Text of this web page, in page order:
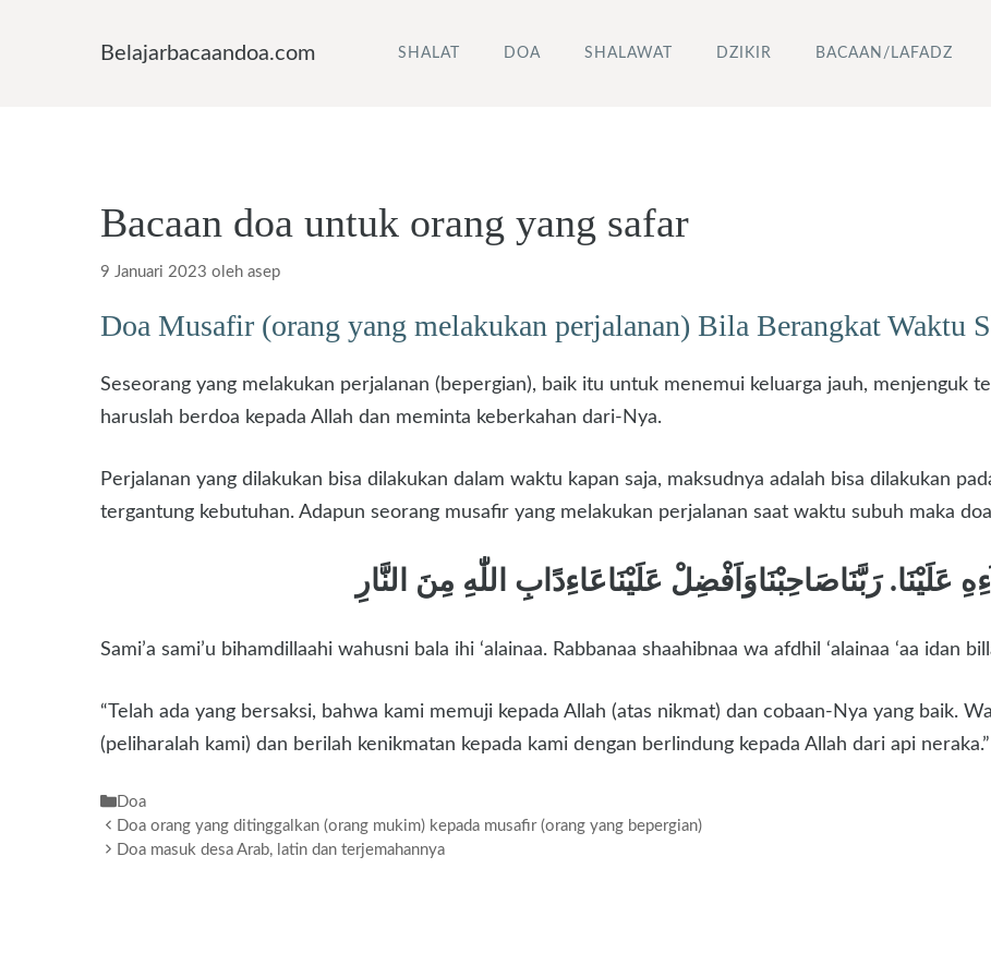
Belajarbacaandoa.com SHALAT DOA SHALAWAT DZIKIR BACAAN/LAFADZ
Bacaan doa untuk orang yang safar
9 Januari 2023 oleh asep
Doa Musafir (orang yang melakukan perjalanan) Bila Berangkat Waktu
Seseorang yang melakukan perjalanan (bepergian), baik itu untuk menemui keluarga jauh, menjenguk
haruslah berdoa kepada Allah dan meminta keberkahan dari-Nya.
Perjalanan yang dilakukan bisa dilakukan dalam waktu kapan saja, maksudnya adalah bisa dilakukan
tergantung kebutuhan. Adapun seorang musafir yang melakukan perjalanan saat waktu subuh maka
Sami’a sami’u bihamdillaahi wahusni bala ihi ‘alainaa. Rabbanaa shaahibnaa wa afdhil ‘alainaa ‘aa idan
“Telah ada yang bersaksi, bahwa kami memuji kepada Allah (atas nikmat) dan cobaan-Nya yang baik.
(peliharalah kami) dan berilah kenikmatan kepada kami dengan berlindung kepada Allah dari api neraka.”
Kategori
Doa
Doa orang yang ditinggalkan (orang mukim) kepada musafir (orang yang bepergian)
Doa masuk desa Arab, latin dan terjemahannya